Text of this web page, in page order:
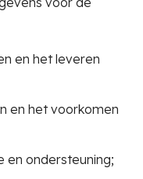
en het leveren
en het voorkomen
en ondersteuning;